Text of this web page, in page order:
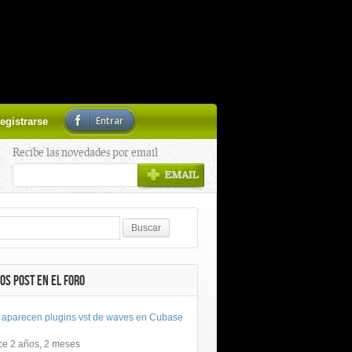
Entrar
Recibe las novedades por email
POST EN EL FORO
aparecen plugins vst de waves en Cubase
2 años, 2 meses